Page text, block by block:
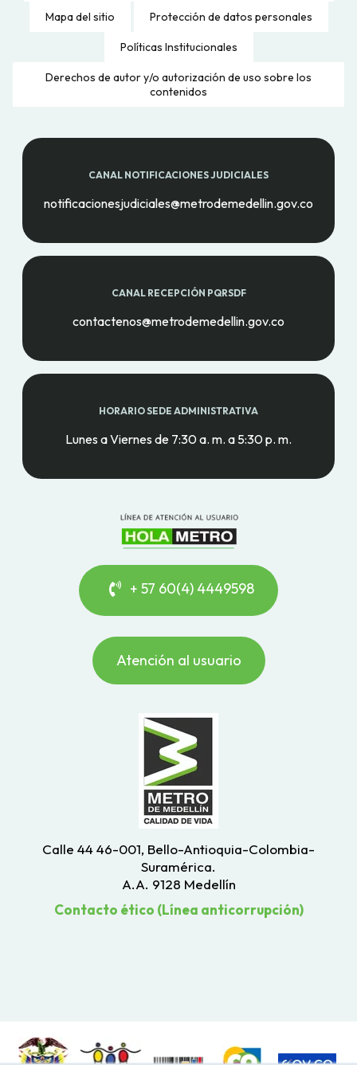
Mapa del sitio Protección de datos personales
Políticas Institucionales
Derechos de autor y/o autorización de uso sobre los
contenidos
CANAL NOTIFICACIONES JUDICIALES
notificacionesjudiciales@metrodemedellin.gov.co
CANAL RECEPCIÓN PQRSDF
contactenos@metrodemedellin.gov.co
HORARIO SEDE ADMINISTRATIVA
Lunes a Viernes de 7:30 a. m. a 5:30 p. m.
+ 57 60(4) 4449598
Atención al usuario
Calle 44 46-001, Bello-Antioquia-Colombia-
Suramérica.
A.A. 9128 Medellín
Contacto ético (Línea anticorrupción)